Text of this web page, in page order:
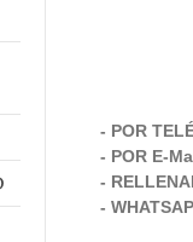
- POR
- POR E-
-
-